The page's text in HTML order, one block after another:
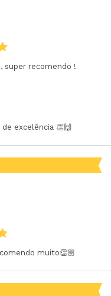
super recomendo !
excelência 👏🙌
muito👏🏼